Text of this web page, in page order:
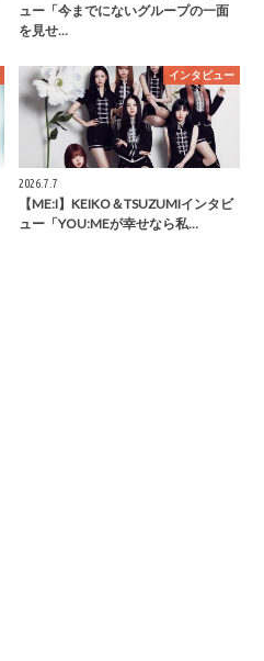
ュー「今までにないグループの一面
を見せ…
インタビュー
2026.7.7
【ME:I】KEIKO＆TSUZUMIインタビ
ュー「YOU:MEが幸せなら私…